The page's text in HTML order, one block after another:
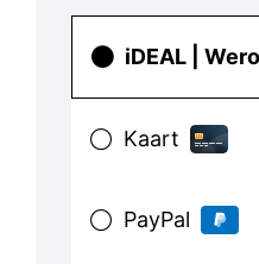
iDEAL | Wero
Kaart
PayPal